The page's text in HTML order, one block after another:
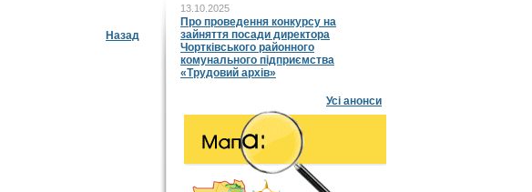
Назад
13.10.2025
Про проведення конкурсу на
зайняття посади директора
Чортківського районного
комунального підприємства
«Трудовий архів»
Усі анонси